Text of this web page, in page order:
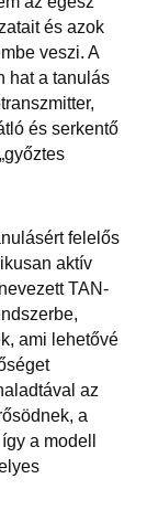
és azok
veszi. A
hat a tanulás
és serkentő
felelős
aktív
TAN-
ami lehetővé
az
a
a modell